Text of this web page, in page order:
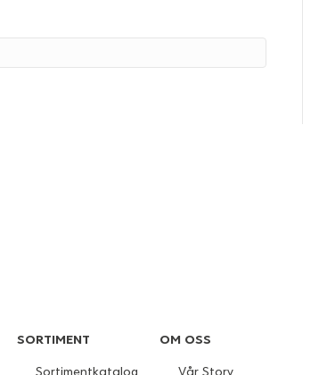
SORTIMENT
Sortimentkatalog
OM OSS
Vår Story